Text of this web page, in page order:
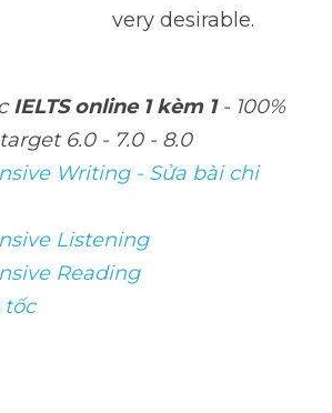
very desirable.
IELTS online 1 kèm 1 - 100%
6.0 - 7.0 - 8.0
Writing - Sửa bài chi
Listening
Reading
tốc